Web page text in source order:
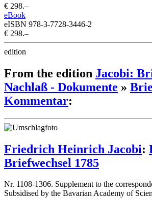
€ 298.–
eBook
eISBN 978-3-7728-3446-2
€ 298.–
edition
From the edition Jacobi:
Nachlaß - Dokumente »
Kommentar:
Friedrich Heinrich Jacobi:
Briefwechsel 1785
Nr. 1108-1306. Supplement to the
Subsidised by the Bavarian Academy of